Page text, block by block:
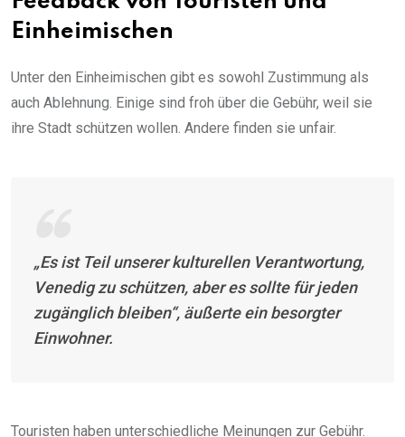
Einheimischen
Unter den Einheimischen gibt es sowohl Zustimmung als
auch Ablehnung. Einige sind froh über die Gebühr, weil sie
ihre Stadt schützen wollen. Andere finden sie unfair.
„Es ist Teil unserer kulturellen Verantwortung,
Venedig zu schützen, aber es sollte für jeden
zugänglich bleiben“, äußerte ein besorgter
Einwohner.
Touristen haben unterschiedliche Meinungen zur Gebühr.